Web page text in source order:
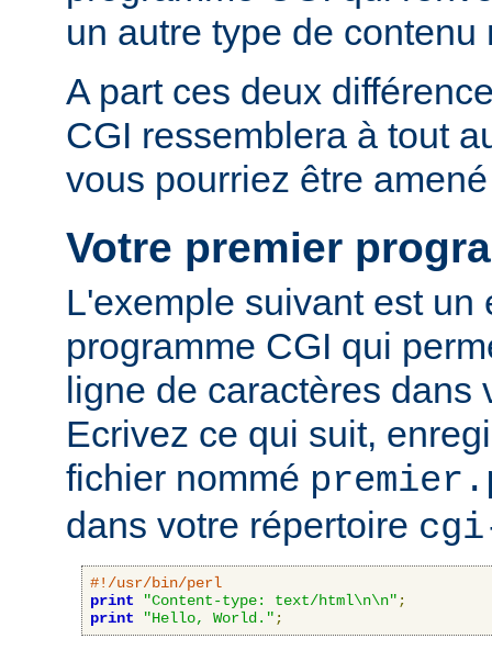
un autre type de contenu
A part ces deux
CGI ressemblera à tout
vous pourriez être
Votre premier
L'exemple suivant est un
programme CGI qui
ligne de caractères dans
Ecrivez ce qui suit,
fichier nommé
dans votre répertoire
#!/usr/bin/perl
print
"Content-type: text/html\n\n" ;
print
"Hello, World." ;